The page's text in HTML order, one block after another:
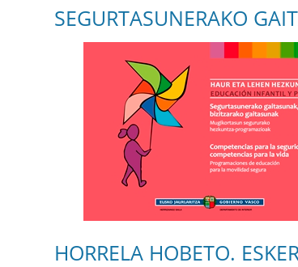
SEGURTASUNERAKO
HORRELA HOBETO.